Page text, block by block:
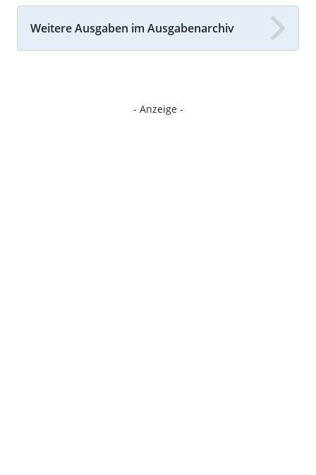
Weitere Ausgaben im Ausgabenarchiv
- Anzeige -